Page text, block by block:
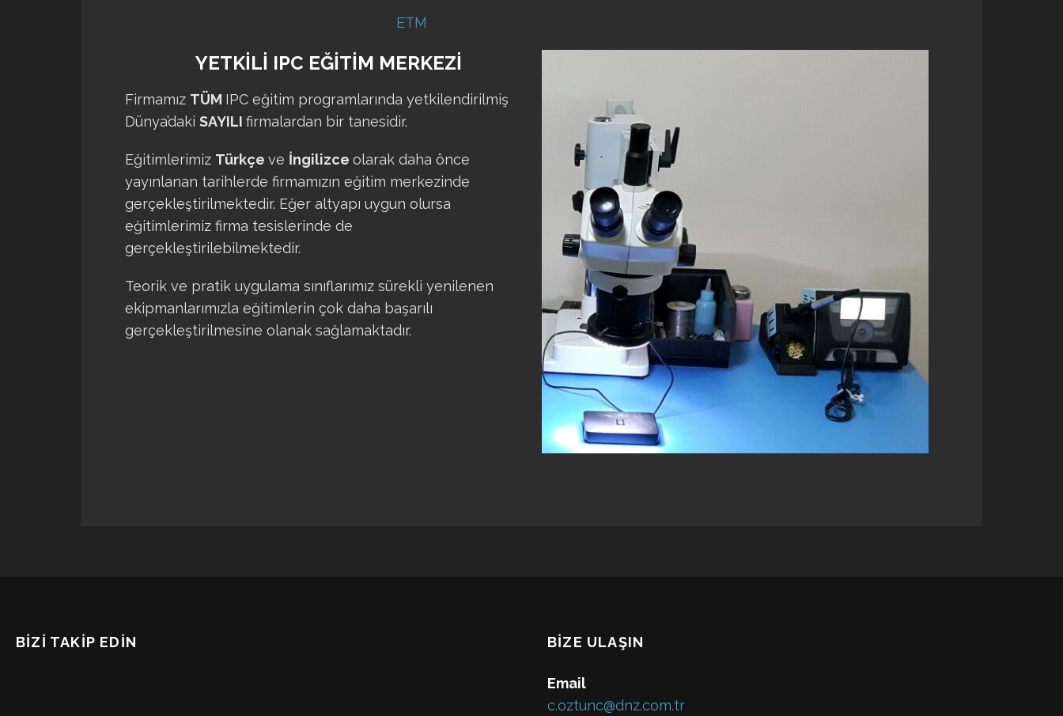
ETM
YETKİLİ IPC EĞİTİM MERKEZİ
Firmamız TÜM IPC eğitim programlarında yetkilendirilmiş
Dünya’daki SAYILI firmalardan bir tanesidir.
Eğitimlerimiz Türkçe ve İngilizce olarak daha önce
yayınlanan tarihlerde firmamızın eğitim merkezinde
gerçekleştirilmektedir. Eğer altyapı uygun olursa
eğitimlerimiz firma tesislerinde de
gerçekleştirilebilmektedir.
Teorik ve pratik uygulama sınıflarımız sürekli yenilenen
ekipmanlarımızla eğitimlerin çok daha başarılı
gerçekleştirilmesine olanak sağlamaktadır.
BİZİ TAKİP EDİN BİZE ULAŞIN
Email
c.oztunc@dnz.com.tr